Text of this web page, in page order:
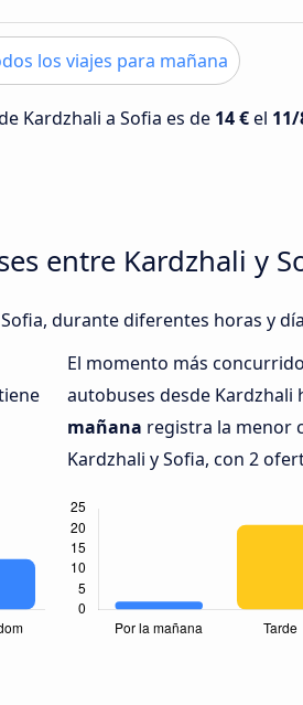
los viajes para mañana
Kardzhali a Sofia es de 14 €el
entre Kardzhali y
durante diferentes horas y
El momento más
autobuses desde Kardzhali
mañana registra la menor
Kardzhali y Sofia, con 2